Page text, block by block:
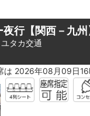
行【関西－九州
ユタカ交通
は 2026年08月09日16